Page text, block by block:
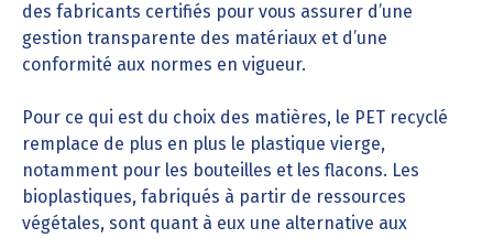
des fabricants certifiés pour vous assurer d’une
gestion transparente des matériaux et d’une
conformité aux normes en vigueur.
Pour ce qui est du choix des matières, le PET recyclé
remplace de plus en plus le plastique vierge,
notamment pour les bouteilles et les flacons. Les
bioplastiques, fabriqués à partir de ressources
végétales, sont quant à eux une alternative aux